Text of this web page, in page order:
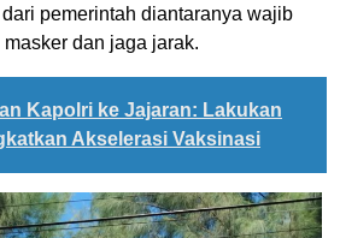
pemerintah diantaranya wajib
dan jaga jarak.
Kapolri ke Jajaran: Lakukan
Akselerasi Vaksinasi